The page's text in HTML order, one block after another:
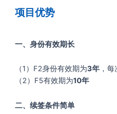
项目优势
一、身份有效期长
（1）F2身份有效期为3年 ，
（2）F5有效期为10年
二、续签条件简单